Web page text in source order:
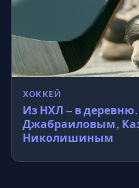
ХОККЕЙ
Из НХЛ – в
Джабраиловым,
Николишиным